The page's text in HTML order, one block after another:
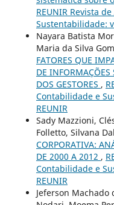
REUNIR Revista
Sustentabilidade:
Nayara Batista
Maria da Silva
FATORES QUE
DE
DOS GESTORES ,
Contabilidade e
REUNIR
Sady Mazzioni,
Folletto, Silvana
CORPORATIVA:
DE 2000 A 2012 ,
Contabilidade e
REUNIR
Jeferson